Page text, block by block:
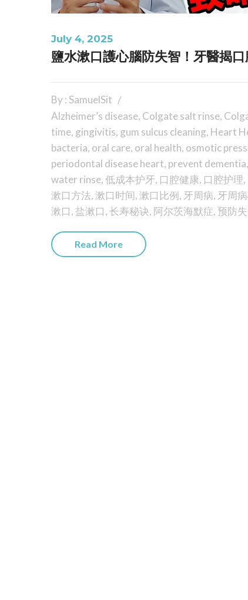
July 4, 2025
鹽水漱口護心腦防失智！牙醫揭
By : SamuelSit
Alzheimer’s disease, Colgate salt rinse,
time, gingivitis, gum sulcus cleaning, Heart
bacteria, oral care, oral health, osmotic
periodontal disease heart, prevent dementia,
water rinse,低成本护牙, 口腔健康, 口腔护理,
漱口方法,漱口时间,漱口比例, 牙周病, 牙周
漱口,盐漱口,长寿秘诀, 阿尔茨海默症,预防
Read More